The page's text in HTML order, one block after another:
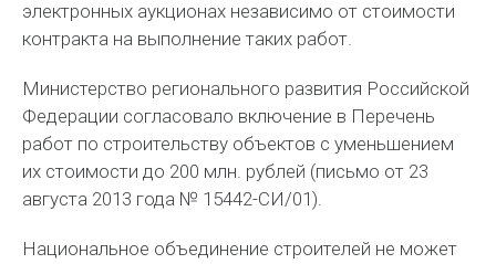
электронных аукционах независимо от стоимости
контракта на выполнение таких работ.
Министерство регионального развития Российской
Федерации согласовало включение в Перечень
работ по строительству объектов с уменьшением
их стоимости до 200 млн. рублей (письмо от 23
августа 2013 года № 15442-СИ/01).
Национальное объединение строителей не может